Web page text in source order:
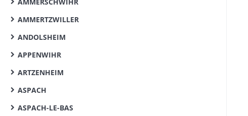
AMMERTZWILLER
ANDOLSHEIM
APPENWIHR
ARTZENHEIM
ASPACH
ASPACH-LE-BAS